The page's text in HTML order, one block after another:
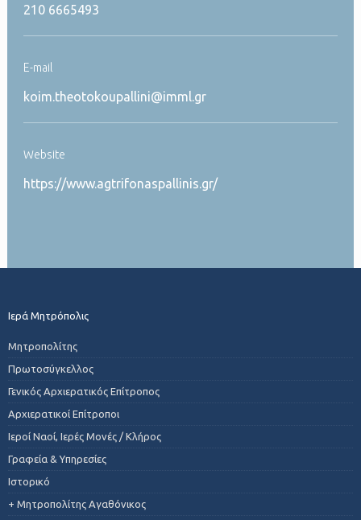
210 6665493
Ε-mail
koim.theotokoupallini@imml.gr
Website
https://www.agtrifonaspallinis.gr/
Ιερά Μητρόπολις
Μητροπολίτης
Πρωτοσύγκελλος
Γενικός Αρχιερατικός Επίτροπος
Αρχιερατικοί Επίτροποι
Ιεροί Ναοί, Ιερές Μονές / Κλήρος
Γραφεία & Υπηρεσίες
Ιστορικό
+ Μητροπολίτης Αγαθόνικος